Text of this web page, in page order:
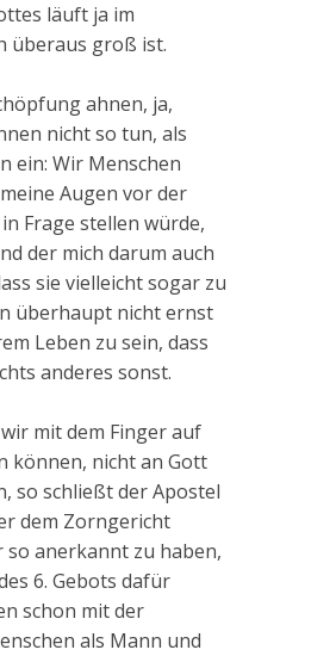
läuft ja im
überaus groß ist.
ahnen, ja,
nicht so tun, als
ein: Wir Menschen
Augen vor der
Frage stellen würde,
der mich darum auch
sie vielleicht sogar zu
überhaupt nicht ernst
Leben zu sein, dass
anderes sonst.
mit dem Finger auf
können, nicht an Gott
so schließt der Apostel
dem Zorngericht
so anerkannt zu haben,
6. Gebots dafür
schon mit der
als Mann und